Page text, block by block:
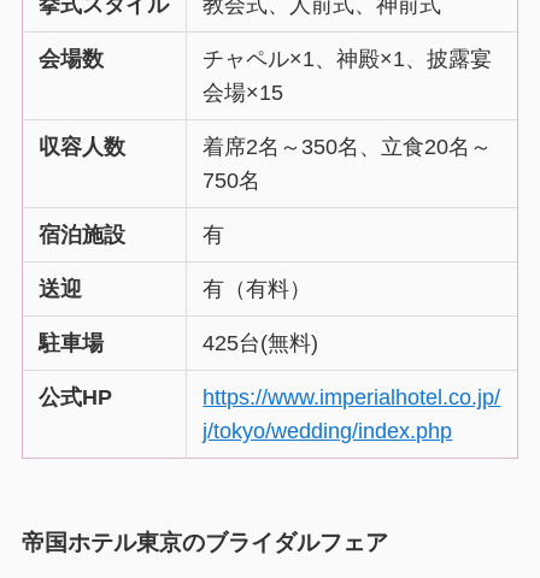
挙式スタイル 教会式、人前式、神前式
会場数
チャペル×1、神殿×1、披露宴
会場×15
収容人数
着席2名～350名、立食20名～
750名
宿泊施設 有
送迎 有（有料）
駐車場 425台(無料)
公式HP
https://www.imperialhotel.co.jp/
j/tokyo/wedding/index.php
帝国ホテル東京のブライダルフェア